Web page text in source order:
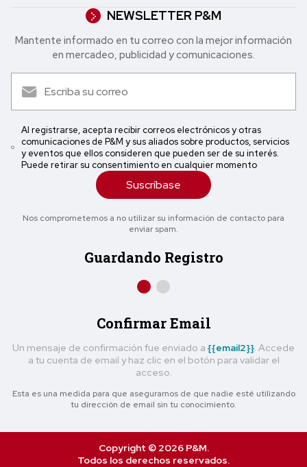
NEWSLETTER P&M
Mantente informado en tu correo con la mejor in formación
en mercadeo, publicidad y comunicaciones.
Al registrarse, acepta recibir correos electrónicos y otras
comunicaciones de P&M y sus aliados sobre productos, servicios
y eventos que ellos consideren que pueden ser de su interés.
Puede retirar su consentimiento en cualquier momento
Suscríbase
Nos comprometemos a no utilizar su información de contacto para
enviar spam.
Guardando Registro
Confirmar Email
Un mensaje de confirmación fue enviado a {{email2}} . Accede
a tu cuenta de email y haz clic en el botón para validar el
acceso.
Esta es una medida para que asegurarnos de que nadie esté utilizando
tu dirección de email sin tu conocimiento.
Copyright © 2026 P&M.
Todos los derechos reservados.